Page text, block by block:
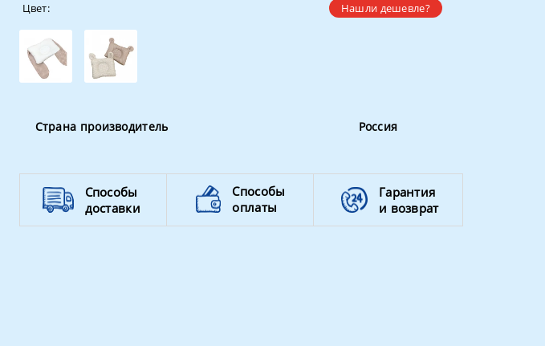
Нашли дешевле?
Цвет:
Страна производитель Россия
Способы
доставки
Способы
оплаты
Гарантия
и возврат